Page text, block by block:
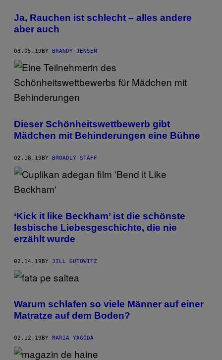
Ja, Rauchen ist schlecht – alles andere
aber auch
03.05.19 BY BRANDY JENSEN
Dieser Schönheitswettbewerb gibt
Mädchen mit Behinderungen eine Bühne
02.18.19BY BROADLY STAFF
‘Kick it like Beckham’ ist die schönste
lesbische Liebesgeschichte, die nie
erzählt wurde
02.14.19BY JILL GUTOWITZ
Warum schlafen so viele Männer auf einer
Matratze auf dem Boden?
02.12.19 BY MARIA YAGODA